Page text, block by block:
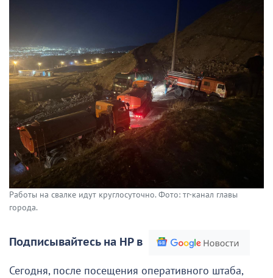
Работы на свалке идут круглосуточно. Фото: тг-канал главы
города.
Подписывайтесь на НР в
Сегодня, после посещения оперативного штаба,